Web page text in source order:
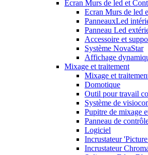
Ecran Murs de led et
Ecran Murs de led
PanneauxLed
Panneau Led
Accessoire et
Système NovaStar
Affichage
Mixage et traitement
Mixage et
Domotique
Outil pour travail
Système de
Pupitre de mixage
Panneau de
Logiciel
Incrustateur
Incrustateur